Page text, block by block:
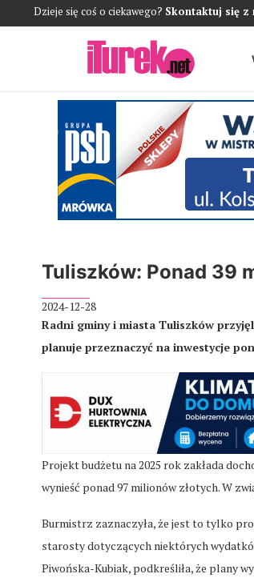
Dzieje się coś o ciekawego? Skontaktuj się z
Tuliszków: Ponad 39
2024-12-28
Radni gminy i miasta Tuliszków
planuje przeznaczyć na inwestycje
Projekt budżetu na 2025 rok zakłada
wynieść ponad 97 milionów złotych. W
Burmistrz zaznaczyła, że jest to tylko
starosty dotyczących niektórych
Piwońska-Kubiak, podkreśliła, że plany